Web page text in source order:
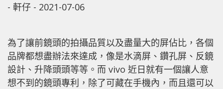
- 軒仔 - 2021-07-06
為了讓前鏡頭的拍攝品質以及盡量大的屏佔比，各個
品牌都想盡辦法來達成，像是水滴屏、鑽孔屏、反鏡
設計、升降頭頭等等。而 vivo 近日就有一個讓人意
想不到的鏡頭專利，除了可藏在手機內，而且還可以